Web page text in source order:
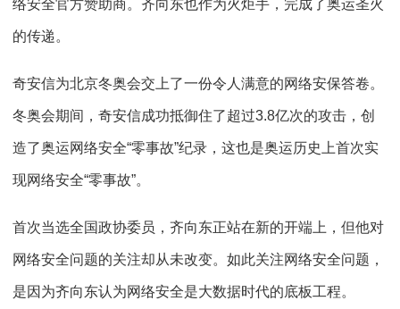
络安全官方赞助商。齐向东也作为火炬手，完成了奥运圣火
的传递。
奇安信为北京冬奥会交上了一份令人满意的网络安保答卷。
冬奥会期间，奇安信成功抵御住了超过3.8亿次的攻击，创
造了奥运网络安全“零事故”纪录，这也是奥运历史上首次实
现网络安全“零事故”。
首次当选全国政协委员，齐向东正站在新的开端上，但他对
网络安全问题的关注却从未改变。如此关注网络安全问题，
是因为齐向东认为网络安全是大数据时代的底板工程。